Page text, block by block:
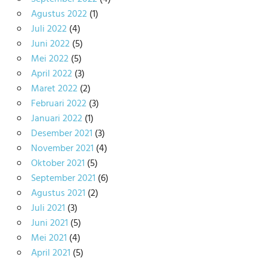
Agustus 2022(1)
Juli 2022(4)
Juni 2022(5)
Mei 2022(5)
April 2022(3)
Maret 2022(2)
Februari 2022(3)
Januari 2022(1)
Desember 2021 (3)
November 2021 (4)
Oktober 2021 (5)
September 2021 (6)
Agustus 2021 (2)
Juli 2021 (3)
Juni 2021 (5)
Mei 2021 (4)
April 2021 (5)